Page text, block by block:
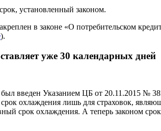
установленный законом.
в законе «О потребительском
).
уже 30 календарных дней
был введен Указанием ЦБ от 20.11.2015
охлаждения лишь для страховок,
срок охлаждения. А теперь законом